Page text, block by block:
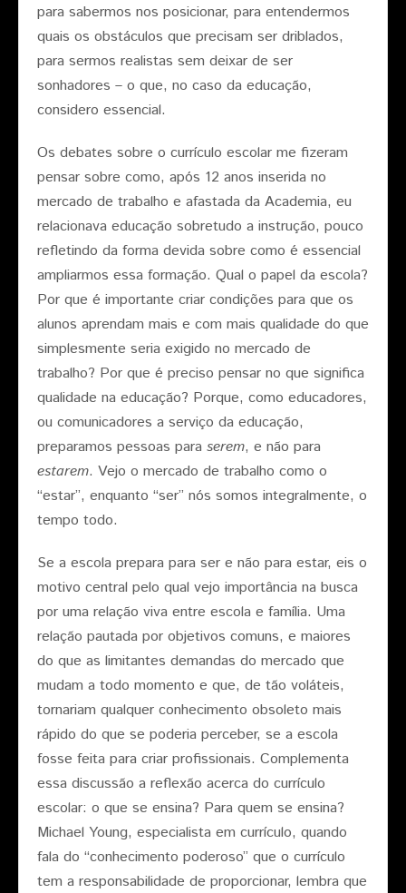
para sabermos nos posicionar, para entendermos
quais os obstáculos que precisam ser driblados,
para sermos realistas sem deixar de ser
sonhadores – o que, no caso da educação,
considero essencial.
Os debates sobre o currículo escolar me fizeram
pensar sobre como, após 12 anos inserida no
mercado de trabalho e afastada da Academia, eu
relacionava educação sobretudo a instrução, pouco
refletindo da forma devida sobre como é essencial
ampliarmos essa formação. Qual o papel da escola?
Por que é importante criar condições para que os
alunos aprendam mais e com mais qualidade do que
simplesmente seria exigido no mercado de
trabalho? Por que é preciso pensar no que significa
qualidade na educação? Porque, como educadores,
ou comunicadores a serviço da educação,
preparamos pessoas para serem, e não para
estarem. Vejo o mercado de trabalho como o
“estar”, enquanto “ser” nós somos integralmente, o
tempo todo.
Se a escola prepara para ser e não para estar, eis o
motivo central pelo qual vejo importância na busca
por uma relação viva entre escola e família. Uma
relação pautada por objetivos comuns, e maiores
do que as limitantes demandas do mercado que
mudam a todo momento e que, de tão voláteis,
tornariam qualquer conhecimento obsoleto mais
rápido do que se poderia perceber, se a escola
fosse feita para criar profissionais. Complementa
essa discussão a reflexão acerca do currículo
escolar: o que se ensina? Para quem se ensina?
Michael Young, especialista em currículo, quando
fala do “conhecimento poderoso” que o currículo
tem a responsabilidade de proporcionar, lembra que